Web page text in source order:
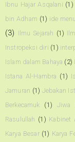
Ibnu Hajar Asqalani (1)
bin Adham (1) ide
(3) Ilmu Sejarah (1)
Instropeksi diri (1)
Islam dalam Bahaya (2)
Istana Al-Hambra (1)
Jamuran (1) Jebakan
Berkecamuk
(1) Jiwa
Rasulullah (1) Kabinet
Karya Besar (1) Karya